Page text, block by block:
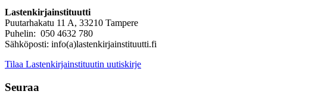
Lastenkirjainstituutti
Puutarhakatu 11 A, 33210 Tampere
Puhelin: 050 4632 780
Sähköposti: info(a)lastenkirjainstituutti.fi
Tilaa Lastenkirjainstituutin uutiskirje
Seuraa